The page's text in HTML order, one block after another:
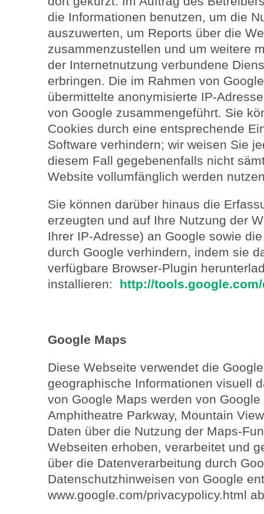
die Informationen benutzen, um die
auszuwerten, um Reports über die
zusammenzustellen und um weitere
der Internetnutzung verbundene
erbringen. Die im Rahmen von
übermittelte anonymisierte IP-
von Google zusammengeführt. Sie
Cookies durch eine entsprechende
Software verhindern; wir weisen Sie
diesem Fall gegebenenfalls nicht
Website vollumfänglich werden
Sie können darüber hinaus die
erzeugten und auf Ihre Nutzung der
Ihrer IP-Adresse) an Google sowie
durch Google verhindern, indem sie
verfügbare Browser-Plugin
installieren: http://
Google Maps
Diese Webseite verwendet die
geographische Informationen visuell
von Google Maps werden von
Amphitheatre Parkway, Mountain
Daten über die Nutzung der Maps-
Webseiten erhoben, verarbeitet und
über die Datenverarbeitung durch
Datenschutzhinweisen von Google
www.google.com/privacypolicy.html